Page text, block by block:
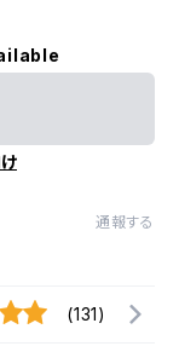
通報する
(131)